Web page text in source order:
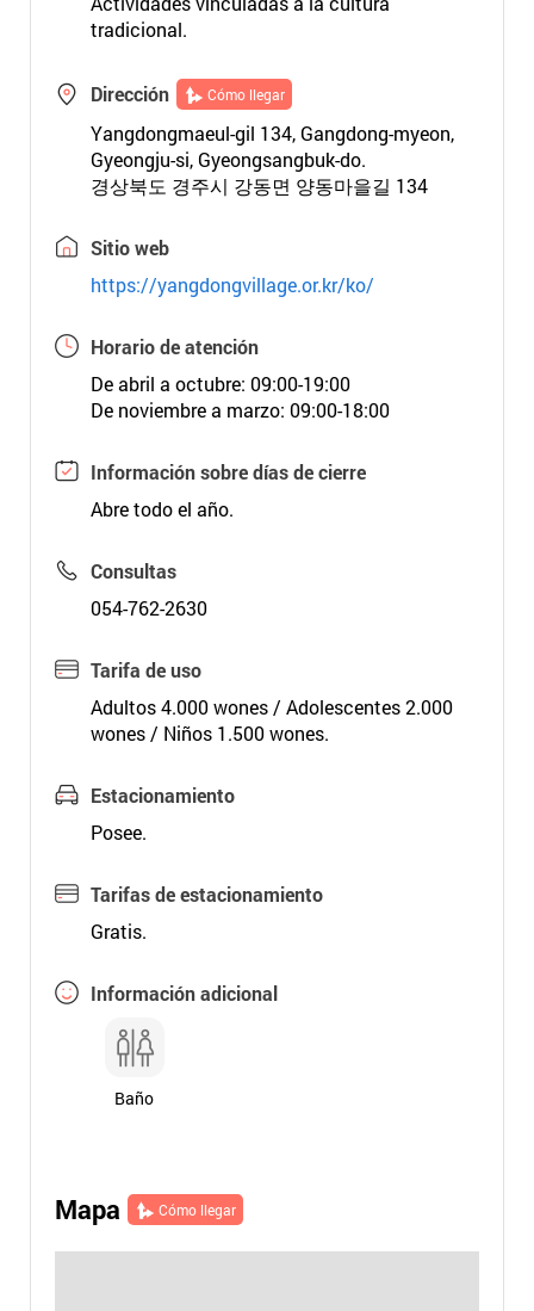
tradicional.
Dirección Cómo llegar
Yangdongmaeul-gil 134, Gangdong-myeon,
Gyeongju-si, Gyeongsangbuk-do.
경상북도 경주시 강동면 양동마을길 134
Sitio web
https://yangdongvillage.or.kr/ko/
Horario de atención
De abril a octubre: 09:00-19:00
De noviembre a marzo: 09:00-18:00
Información sobre días de cierre
Abre todo el año.
Consultas
054-762-2630
Tarifa de uso
Adultos 4.000 wones / Adolescentes 2.000
wones / Niños 1.500 wones.
Estacionamiento
Posee.
Tarifas de estacionamiento
Gratis.
Información adicional
Baño
Mapa Cómo llegar